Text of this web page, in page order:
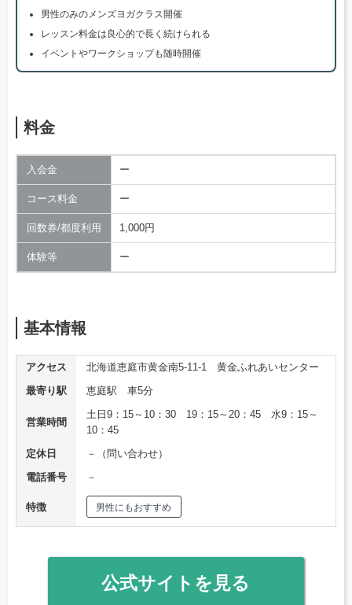
男性のみのメンズヨガクラス開催
レッスン料金は良心的で長く続けられる
イベントやワークショップも随時開催
料金
入会金 ー
コース料金 ー
回数券/都度利用 1,000円
体験等 ー
基本情報
アクセス
北海道恵庭市黄金南5-11-1 黄金ふれあいセンター
最寄り駅
恵庭駅 車5分
営業時間
土日9：15～10：30 19：15～20：45 水9：15～
10：45
定休日
－（問い合わせ）
電話番号
－
特徴 男性にもおすすめ
公式サイトを見る